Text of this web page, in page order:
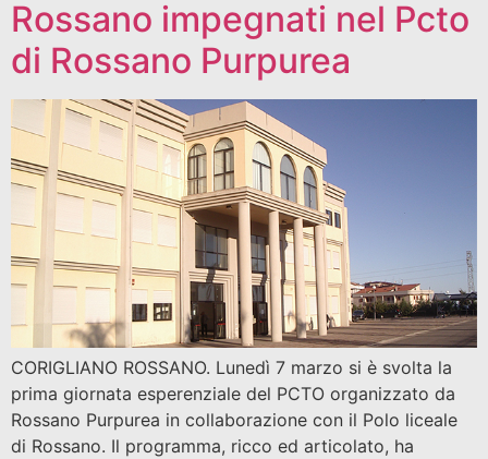
Rossano impegnati nel Pcto
di Rossano Purpurea
CORIGLIANO ROSSANO. Lunedì 7 marzo si è svolta la
prima giornata esperenziale del PCTO organizzato da
Rossano Purpurea in collaborazione con il Polo liceale
di Rossano. Il programma, ricco ed articolato, ha